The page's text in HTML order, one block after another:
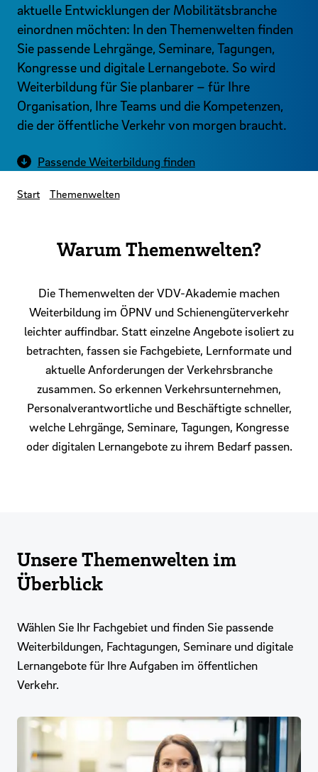
aktuelle Entwicklungen der Mobilitätsbranche
einordnen möchten: In den Themenwelten finden
Sie passende Lehrgänge, Seminare, Tagungen,
Kongresse und digitale Lernangebote. So wird
Weiterbildung für Sie planbarer – für Ihre
Organisation, Ihre Teams und die Kompetenzen,
die der öffentliche Verkehr von morgen braucht.
Passende Weiterbildung finden
Start Themenwelten
Warum Themenwelten?
Die Themenwelten der VDV-Akademie machen
Weiterbildung im ÖPNV und Schienengüterverkehr
leichter auffindbar. Statt einzelne Angebote isoliert zu
betrachten, fassen sie Fachgebiete, Lernformate und
aktuelle Anforderungen der Verkehrsbranche
zusammen. So erkennen Verkehrsunternehmen,
Personalverantwortliche und Beschäftigte schneller,
welche Lehrgänge, Seminare, Tagungen, Kongresse
oder digitalen Lernangebote zu ihrem Bedarf passen.
Unsere Themenwelten im
Überblick
Wählen Sie Ihr Fachgebiet und finden Sie passende
Weiterbildungen, Fachtagungen, Seminare und digitale
Lernangebote für Ihre Aufgaben im öffentlichen
Verkehr.